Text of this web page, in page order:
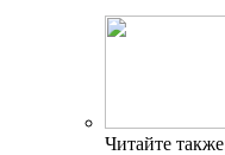
Читайте